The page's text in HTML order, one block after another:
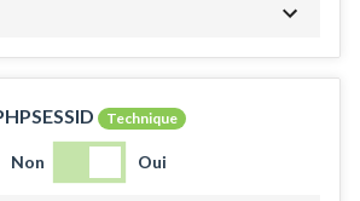
Technique
Non Oui